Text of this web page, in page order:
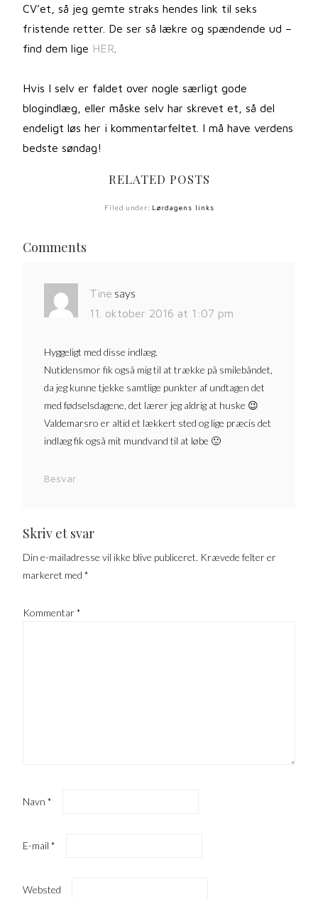
CV’et, så jeg gemte straks hendes link til seks
fristende retter. De ser så lækre og spændende ud –
find dem lige HER
Hvis I selv er faldet over nogle særligt gode
blogindlæg, eller måske selv har skrevet et, så del
endeligt løs her i kommentarfeltet. I må have verdens
bedste søndag!
RELATED POSTS
Filed under: Lørdagens links
Comments
Tine says
11. oktober 2016 at 1:07 pm
Hyggeligt med disse indlæg.
Nutidensmor fik også mig til at trække på smilebåndet,
da jeg kunne tjekke samtlige punkter af undtagen det
med fødselsdagene, det lærer jeg aldrig at huske 😉
Valdemarsro er altid et lækkert sted og lige præcis det
indlæg fik også mit mundvand til at løbe 🙂
Besvar
Skriv et svar
Din e-mailadresse vil ikke blive publiceret. Krævede felter er
markeret med*
Kommentar*
Navn*
E-mail*
Websted